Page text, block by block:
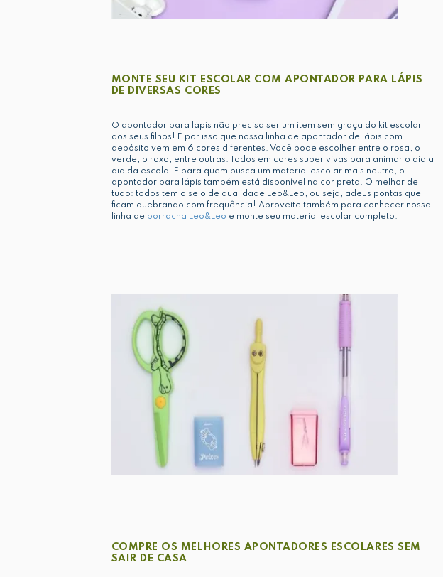
MONTE SEU KIT ESCOLAR COM APONTADOR PARA LÁPIS
DE DIVERSAS CORES
O apontador para lápis não precisa ser um item sem graça do kit escolar
dos seus filhos! É por isso que nossa linha de apontador de lápis com
depósito vem em 6 cores diferentes. Você pode escolher entre o rosa, o
verde, o roxo, entre outras. Todos em cores super vivas para animar o dia a
dia da escola. E para quem busca um material escolar mais neutro, o
apontador para lápis também está disponível na cor preta. O melhor de
tudo: todos tem o selo de qualidade Leo&Leo, ou seja, adeus pontas que
ficam quebrando com frequência! Aproveite também para conhecer nossa
linha de borracha Leo&Leo e monte seu material escolar completo.
COMPRE OS MELHORES APONTADORES ESCOLARES SEM
SAIR DE CASA